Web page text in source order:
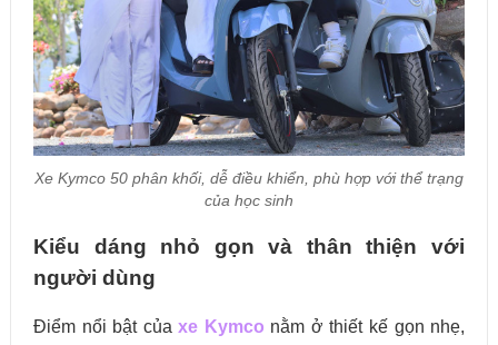
Xe Kymco 50 phân khối, dễ điều khiển, phù hợp với thể trạng
của học sinh
Kiểu dáng nhỏ gọn và thân thiện với
người dùng
Điểm nổi bật củaxe Kymco nằm ở thiết kế gọn nhẹ,